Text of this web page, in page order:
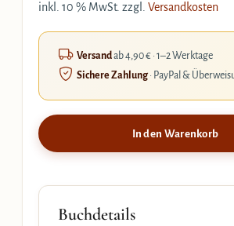
inkl. 10 % MwSt. zzgl. Versandkosten
Versandab 4,90 € · 1–2 Werktage
Sichere Zahlung· PayPal &
In den Warenkorb
Buchdetails